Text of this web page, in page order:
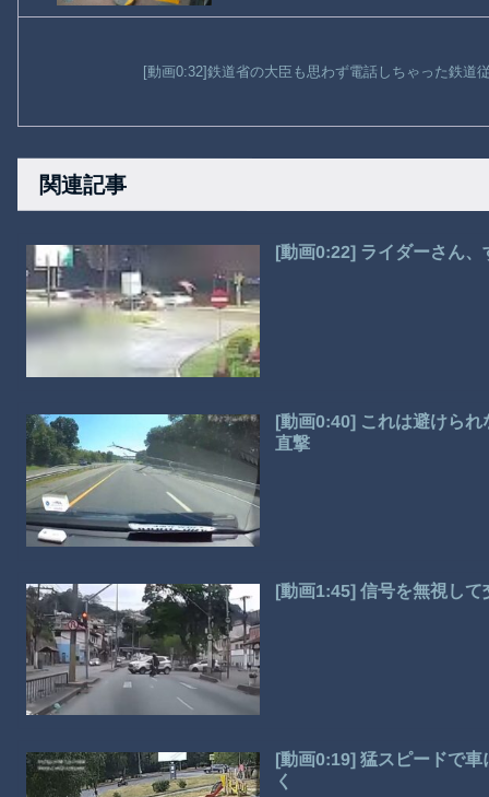
[動画0:32]鉄道省の大臣も思わず電話しちゃった鉄道
関連記事
[動画0:22] ライダーさん
[動画0:40] これは避けら
直撃
[動画1:45] 信号を無視し
[動画0:19] 猛スピードで
く